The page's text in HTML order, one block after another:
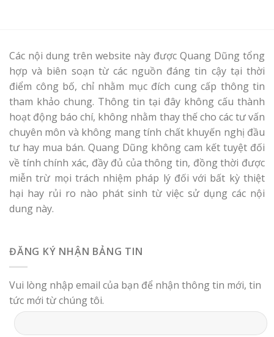
Các nội dung trên website này được Quang Dũng tổng
hợp và biên soạn từ các nguồn đáng tin cậy tại thời
điểm công bố, chỉ nhằm mục đích cung cấp thông tin
tham khảo chung. Thông tin tại đây không cấu thành
hoạt động báo chí, không nhằm thay thế cho các tư vấn
chuyên môn và không mang tính chất khuyến nghị đầu
tư hay mua bán. Quang Dũng không cam kết tuyệt đối
về tính chính xác, đầy đủ của thông tin, đồng thời được
miễn trừ mọi trách nhiệm pháp lý đối với bất kỳ thiệt
hại hay rủi ro nào phát sinh từ việc sử dụng các nội
dung này.
ĐĂNG KÝ NHẬN BẢNG TIN
Vui lòng nhập email của bạn để nhận thông tin mới, tin
tức mới từ chúng tôi.